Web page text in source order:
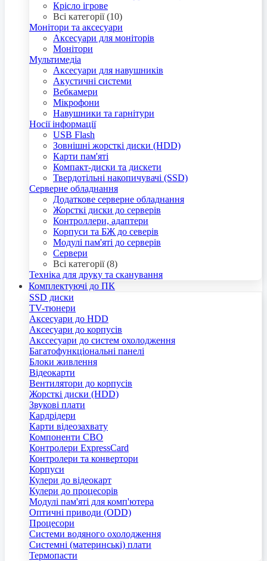
Крісло ігрове
Всі категорії (10)
Монітори та аксесуари
Аксесуари для моніторів
Монітори
Мультимедіа
Аксесуари для навушників
Акустичні системи
Вебкамери
Мікрофони
Навушники та гарнітури
Носії інформації
USB Flash
Зовнішні жорсткі диски (HDD)
Карти пам'яті
Компакт-диски та дискети
Твердотільні накопичувачі (SSD)
Серверне обладнання
Додаткове серверне обладнання
Жорсткі диски до серверів
Контроллери, адаптери
Корпуси та БЖ до северів
Модулі пам'яті до серверів
Сервери
Всі категорії (8)
Техніка для друку та сканування
Комплектуючі до ПК
SSD диски
TV-тюнери
Аксесуари до HDD
Аксесуари до корпусів
Акссесуари до систем охолодження
Багатофункціональні панелі
Блоки живлення
Відеокарти
Вентилятори до корпусів
Жорсткі диски (HDD)
Звукові плати
Кардрідери
Карти відеозахвату
Компоненти СВО
Контролери ExpressCard
Контролери та конвертори
Корпуси
Кулери до відеокарт
Кулери до процесорів
Модулі пам'яті для комп'ютера
Оптичні приводи (ODD)
Процесори
Системи водяного охолодження
Системні (материнські) плати
Термопасти